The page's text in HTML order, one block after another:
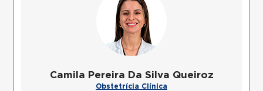
Camila Pereira Da Silva Queiroz
Obstetrícia Clínica